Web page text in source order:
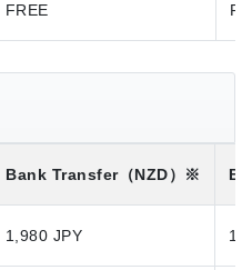
FREE
Bank Transfer（NZD）※
1,980 JPY